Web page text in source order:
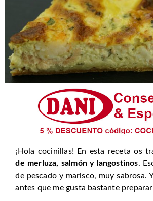
¡Hola cocinillas! En esta receta os
de merluza, salmón y langostinos.
de pescado y marisco, muy sabrosa.
antes que me gusta bastante